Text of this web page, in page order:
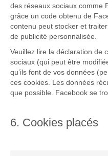
des réseaux sociaux comme
grâce un code obtenu de
contenu peut stocker et
de publicité personnalisée.
Veuillez lire la déclaration de
sociaux (qui peut être
qu’ils font de vos données
ces cookies. Les données
que possible. Facebook se
6. Cookies placés